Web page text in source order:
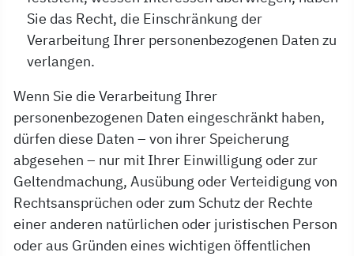
Sie das Recht, die Einschränkung der
Verarbeitung Ihrer personenbezogenen Daten zu
verlangen.
Wenn Sie die Verarbeitung Ihrer
personenbezogenen Daten eingeschränkt haben,
dürfen diese Daten – von ihrer Speicherung
abgesehen – nur mit Ihrer Einwilligung oder zur
Geltendmachung, Ausübung oder Verteidigung von
Rechtsansprüchen oder zum Schutz der Rechte
einer anderen natürlichen oder juristischen Person
oder aus Gründen eines wichtigen öffentlichen